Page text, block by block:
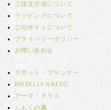
ご注文方法について
ラッピングについて
このサイトについて
プライバシーポリシー
お問い合わせ
ラボット・プランナー
HOTELLI AALTO
アーマ・テラス
しもくの家